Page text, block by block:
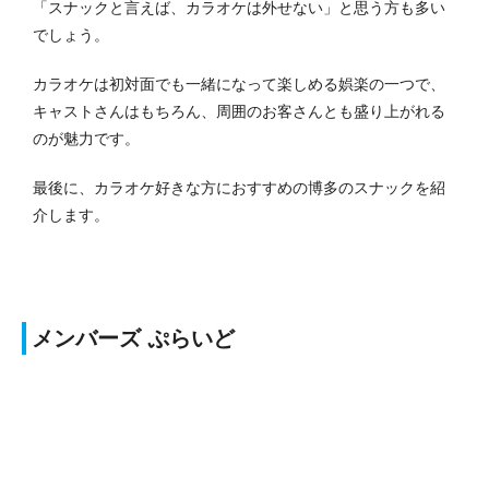
「スナックと言えば、カラオケは外せない」と思う方も多い
でしょう。
カラオケは初対面でも一緒になって楽しめる娯楽の一つで、
キャストさんはもちろん、周囲のお客さんとも盛り上がれる
のが魅力です。
最後に、カラオケ好きな方におすすめの博多のスナックを紹
介します。
メンバーズ ぷらいど